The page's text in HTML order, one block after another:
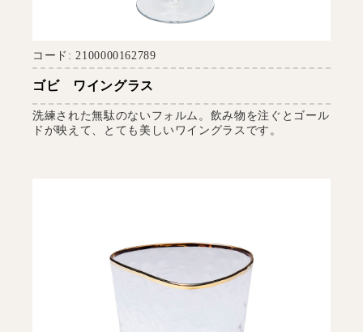
コード: 2100000162789
ゴビ ワイングラス
洗練された無駄のないフォルム。飲み物を注ぐとゴール
ドが映えて、とても美しいワイングラスです。